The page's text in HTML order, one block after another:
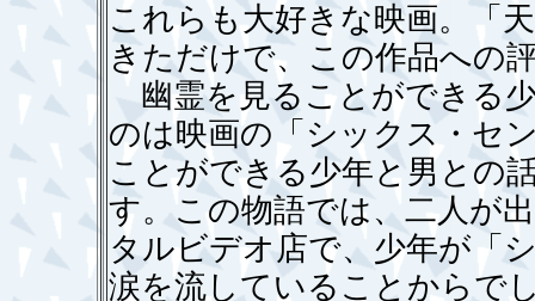
これらも大好きな映画。「
きただけで、この作品への
幽霊を見ることができる
のは映画の「シックス・セ
ことができる少年と男との
す。この物語では、二人が
タルビデオ店で、少年が「
涙を流していることからで